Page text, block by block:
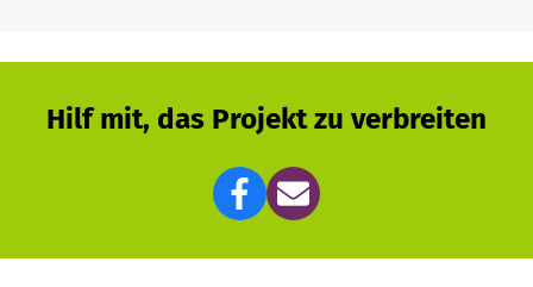
Hilf mit, das Projekt zu verbreiten